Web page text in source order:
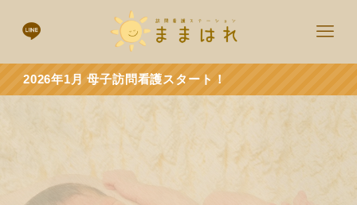
子訪問看護スタート！